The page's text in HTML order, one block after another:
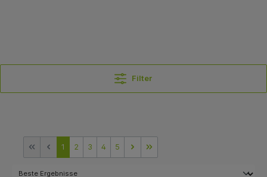
Filter
1 2 3 4 5